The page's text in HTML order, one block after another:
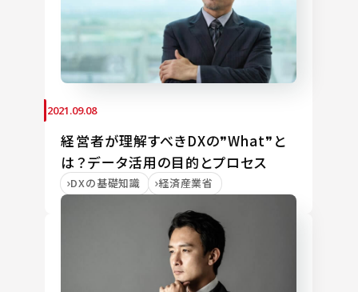
2021.09.08
経営者が理解すべきDXの❞What❞と
は？データ活用の目的とプロセス
DXの基礎知識 経済産業省